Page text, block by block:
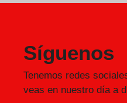
Síguenos
Tenemos redes
veas en nuestro día a